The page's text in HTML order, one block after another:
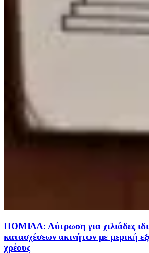
ΠΟΜΙΔΑ: Λύτρωση για χιλιάδες
κατασχέσεων ακινήτων με μερική
χρέους